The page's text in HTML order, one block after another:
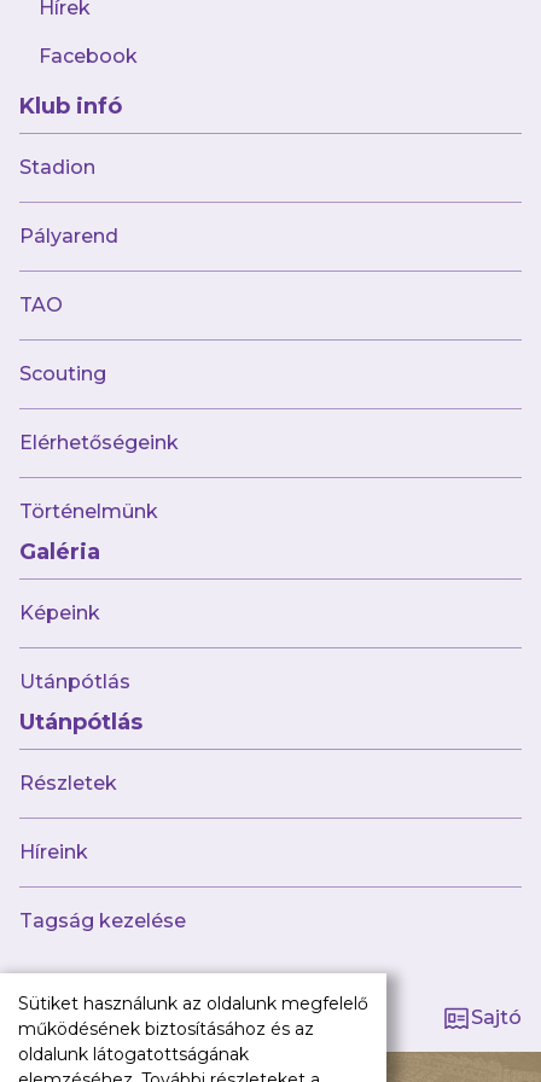
Hírek
Facebook
Klub infó
Stadion
Pályarend
TAO
Scouting
Elérhetőségeink
Történelmünk
Galéria
Képeink
Utánpótlás
Utánpótlás
Részletek
Híreink
Tagság kezelése
Sajtó
augusztus 8.
Hátrányból fordított az Astra ellen női
Történelmünk
Jelenünk
Híreink
Galéria
Jövőnk
Babaváró
Újpest FC
Pályarend
Sajtó
Újpest FC Shop
Digitális felületeink
Sütiket használunk az oldalunk megfelelő
működésének biztosításához és az
oldalunk látogatottságának